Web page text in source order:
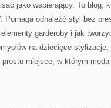
jako wspierający. To blog,
Pomaga odnaleźć styl bez
garderoby i jak
na dziecięce
prostu miejsce, w którym